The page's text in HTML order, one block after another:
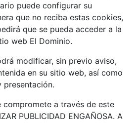
puede configurar su
que no reciba estas cookies,
que se pueda acceder a la
web El Dominio.
modificar, sin previo aviso,
en su sitio web, así como
presentación.
compromete a través de este
PUBLICIDAD ENGAÑOSA. A